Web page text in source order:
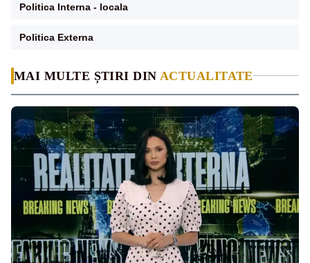
MAI MULTE ȘTIRI DIN ACTUALITATE
Politica Interna - locala
Politica Externa